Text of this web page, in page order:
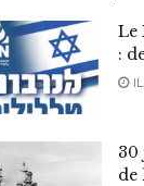
Le
:
IL
30
de